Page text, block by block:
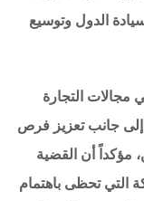
الدول وتوسيع
مجالات التجارة
إلى جانب تعزيز فرص
مؤكداً أن القضية
التي تحظى باهتمام